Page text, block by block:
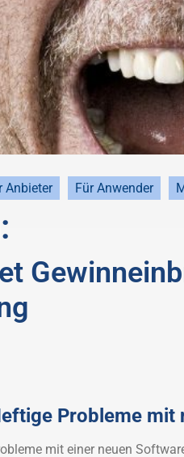
Anbieter Für Anwender
Probleme mit
mit einer neuen